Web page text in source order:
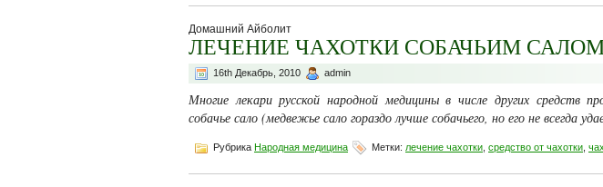
Домашний Айболит
ЛЕЧЕНИЕ ЧАХОТКИ СОБАЧЬИМ
16th Декабрь, 2010 admin
Многие лекари русской народной медицины в числе других средств
собачье сало (медвежье сало гораздо лучше собачьего, но его не всегда
Рубрика Народная медицина Метки: лечение чахотки средство от чахотки